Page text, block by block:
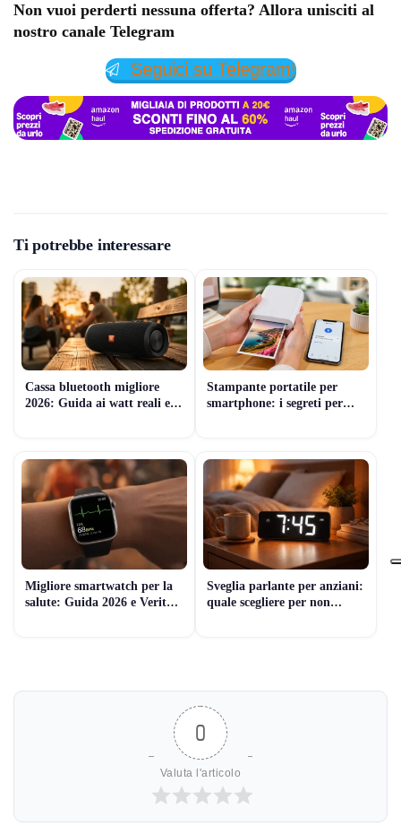
Non vuoi perderti nessuna offerta? Allora unisciti al
nostro canale Telegram
Seguici su Telegram!
Ti potrebbe interessare
Cassa bluetooth migliore
2026: Guida ai watt reali e
Stampante portatile per
smartphone: i segreti per
Migliore smartwatch per la
salute: Guida 2026 e Verità
Sveglia parlante per anziani:
quale scegliere per non
0
Valuta l'articolo